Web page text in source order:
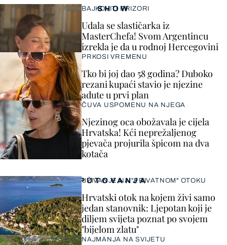
SHOW
BAJKOVITI PRIZORI
Udala se slastičarka iz
MasterChefa! Svom Argentincu
izrekla je da u rodnoj Hercegovini
PRKOSI VREMENU
Tko bi joj dao 58 godina? Duboko
rezani kupaći stavio je njezine
adute u prvi plan
ČUVA USPOMENU NA NJEGA
Njezinog oca obožavala je cijela
Hrvatska! Kći neprežaljenog
pjevača projurila špicom na dva
kotača
PUTOVANJA
UŽIVANJE NA "PRIVATNOM" OTOKU
Hrvatski otok na kojem živi samo
jedan stanovnik: Ljepotan koji je
diljem svijeta poznat po svojem
"bijelom zlatu"
NAJMANJA NA SVIJETU